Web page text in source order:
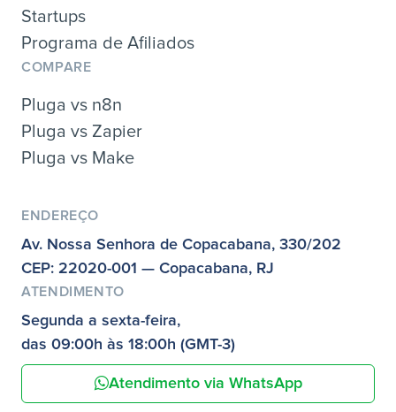
Startups
Programa de Afiliados
COMPARE
Pluga vs n8n
Pluga vs Zapier
Pluga vs Make
ENDEREÇO
Av. Nossa Senhora de Copacabana, 330/202
CEP: 22020-001 — Copacabana, RJ
ATENDIMENTO
Segunda a sexta-feira,
das 09:00h às 18:00h (GMT-3)
Atendimento via WhatsApp